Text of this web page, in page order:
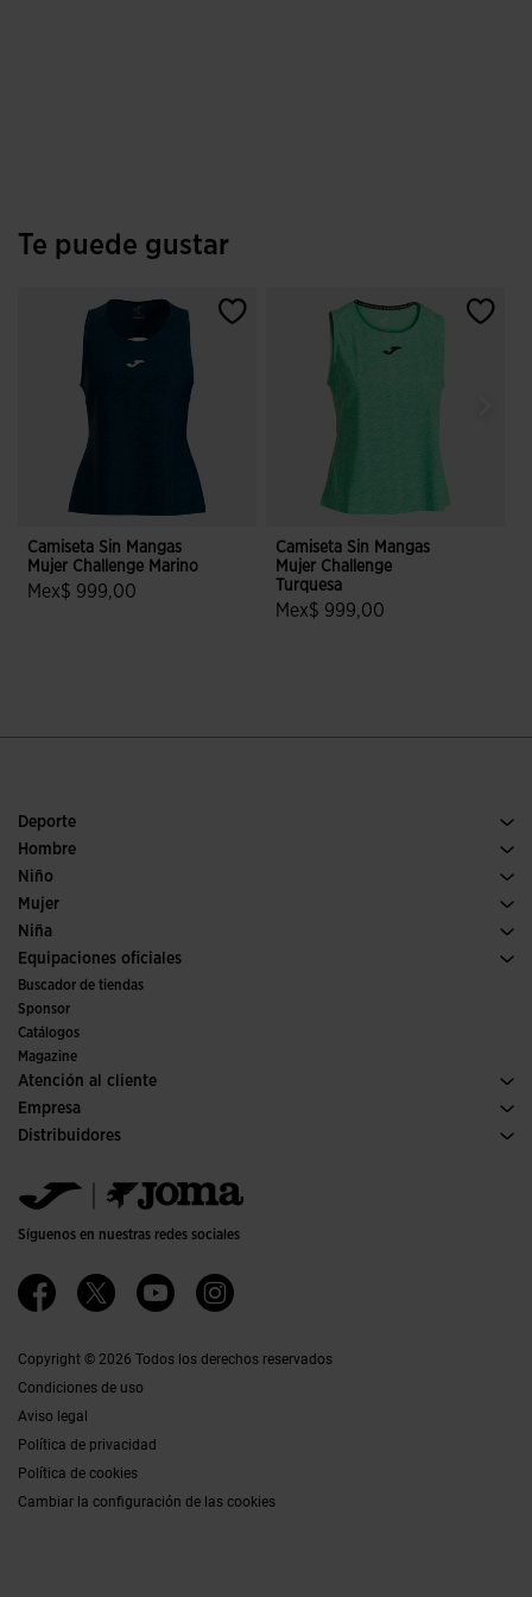
Te puede gustar
Camiseta Sin Mangas
Mujer Challenge Marino
Mex$ 999,00
4.9 sobre 5 de valoración de clientes
Camiseta Sin Mangas
Mujer Challenge
Turquesa
Mex$ 999,00
Deporte
Running
Fútbol
Pádel
Tenis
Trail running
Hombre
Calzado Hombre
Deporte
Niño
Ver todo ropa niño
Mujer
Calzado Mujer
Deporte
Niña
Ver todo ropa niña
Equipaciones oficiales
Fútbol
Fútbol sala
Comités y Federaciones
Ediciones especiales
Buscador de tiendas
Sponsor
Catálogos
Magazine
Atención al cliente
Condiciones de compra
Transporte y entrega
FAQs
Empresa
Historia
Política de calidad y medio ambiente
Trabaja con nosotros
Accesibilidad
Distribuidores
Jomanet
Área marketing
Contacto
Síguenos en nuestras redes sociales
Copyright © 2026 Todos los derechos reservados
Condiciones de uso
Aviso legal
Política de privacidad
Política de cookies
Cambiar la configuración de las cookies